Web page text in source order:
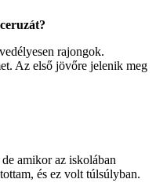
rajongok.
Az első jövőre jelenik meg
amikor az iskolában
és ez volt túlsúlyban.